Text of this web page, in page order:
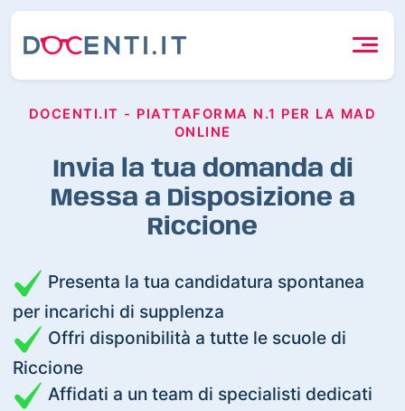
DOCENTI.IT - PIATTAFORMA N.1 PER LA MAD
ONLINE
Invia la tua domanda di
Messa a Disposizione a
Riccione
Presenta la tua candidatura spontanea
per incarichi di supplenza
Offri disponibilità a tutte le scuole di
Riccione
Affidati a un team di specialisti dedicati